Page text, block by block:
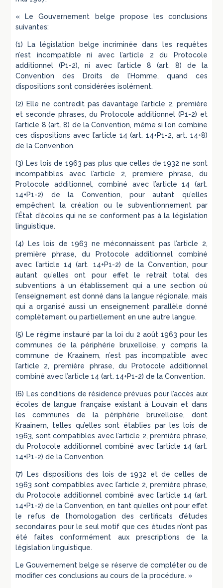
« Le Gouvernement belge propose les conclusions
suivantes:
(1) La législation belge incriminée dans les requêtes
n’est incompatible ni avec l’article 2 du Protocole
additionnel (P1-2), ni avec l’article 8 (art. 8) de la
Convention des Droits de l’Homme, quand ces
dispositions sont considérées isolément.
(2) Elle ne contredit pas davantage l’article 2, première
et seconde phrases, du Protocole additionnel (P1-2) et
l’article 8 (art. 8) de la Convention, même si l’on combine
ces dispositions avec l’article 14 (art. 14+P1-2, art. 14+8)
de la Convention.
(3) Les lois de 1963 pas plus que celles de 1932 ne sont
incompatibles avec l’article 2, première phrase, du
Protocole additionnel, combiné avec l’article 14 (art.
14+P1-2) de la Convention, pour autant qu’elles
empêchent la création ou le subventionnement par
l’État d’écoles qui ne se conforment pas à la législation
linguistique.
(4) Les lois de 1963 ne méconnaissent pas l’article 2,
première phrase, du Protocole additionnel combiné
avec l’article 14 (art. 14+P1-2) de la Convention, pour
autant qu’elles ont pour effet le retrait total des
subventions à un établissement qui a une section où
l’enseignement est donné dans la langue régionale, mais
qui a organisé aussi un enseignement parallèle donné
complètement ou partiellement en une autre langue.
(5) Le régime instauré par la loi du 2 août 1963 pour les
communes de la périphérie bruxelloise, y compris la
commune de Kraainem, n’est pas incompatible avec
l’article 2, première phrase, du Protocole additionnel
combiné avec l’article 14 (art. 14+P1-2) de la Convention.
(6) Les conditions de résidence prévues pour l’accès aux
écoles de langue française existant à Louvain et dans
les communes de la périphérie bruxelloise, dont
Kraainem, telles qu’elles sont établies par les lois de
1963, sont compatibles avec l’article 2, première phrase,
du Protocole additionnel combiné avec l’article 14 (art.
14+P1-2) de la Convention.
(7) Les dispositions des lois de 1932 et de celles de
1963 sont compatibles avec l’article 2, première phrase,
du Protocole additionnel combiné avec l’article 14 (art.
14+P1-2) de la Convention, en tant qu’elles ont pour effet
le refus de l’homologation des certificats d’études
secondaires pour le seul motif que ces études n’ont pas
été faites conformément aux prescriptions de la
législation linguistique.
Le Gouvernement belge se réserve de compléter ou de
modifier ces conclusions au cours de la procédure. »